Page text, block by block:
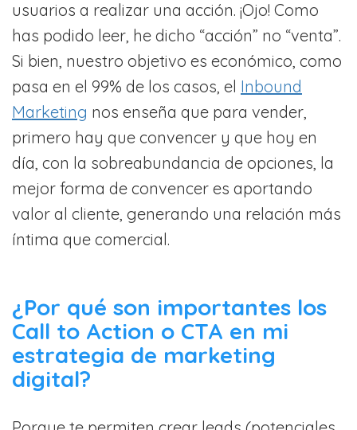
usuarios a realizar una acción. ¡Ojo! Como
has podido leer, he dicho “acción” no “venta”.
Si bien, nuestro objetivo es económico, como
pasa en el 99% de los casos, el Inbound
Marketing nos enseña que para vender,
primero hay que convencer y que hoy en
día, con la sobreabundancia de opciones, la
mejor forma de convencer es aportando
valor al cliente, generando una relación más
íntima que comercial.
¿Por qué son importantes los
Call to Action o CTA en mi
estrategia de marketing
digital?